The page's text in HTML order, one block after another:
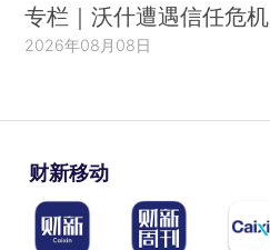
专栏｜沃什遭遇信任危机
2026年08月08日
财新移动